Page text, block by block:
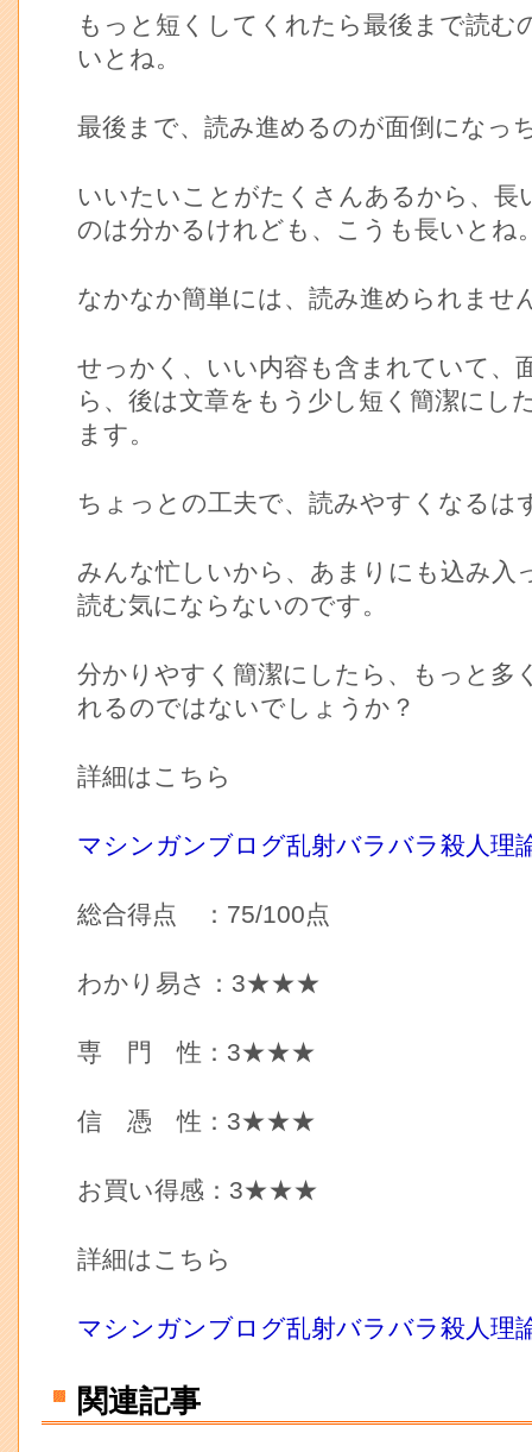
もっと短くしてくれたら最後まで読む
いとね。
最後まで、読み進めるのが面倒になっ
いいたいことがたくさんあるから、長
のは分かるけれども、こうも長いとね
なかなか簡単には、読み進められませ
せっかく、いい内容も含まれていて、
ら、後は文章をもう少し短く簡潔にし
ます。
ちょっとの工夫で、読みやすくなるは
みんな忙しいから、あまりにも込み入
読む気にならないのです。
分かりやすく簡潔にしたら、もっと多
れるのではないでしょうか？
詳細はこちら
マシンガンブログ乱射バラバラ殺人理
総合得点 ：75/100点
わかり易さ：3★★★
専 門 性：3★★★
信 憑 性：3★★★
お買い得感：3★★★
詳細はこちら
マシンガンブログ乱射バラバラ殺人理
関連記事